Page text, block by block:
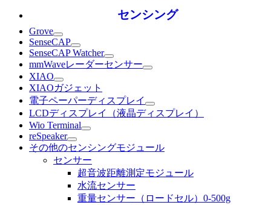
センシング
Grove
SenseCAP
SenseCAP Watcher
mmWaveレーダーセンサー
XIAO
XIAOガジェット
電子ペーパーディスプレイ
LCDディスプレイ（液晶ディスプレイ）
Wio Terminal
reSpeaker
その他のセンシングモジュール
センサー
超音波距離測定モジュール
水流センサー
重量センサー（ロードセル）0-500g